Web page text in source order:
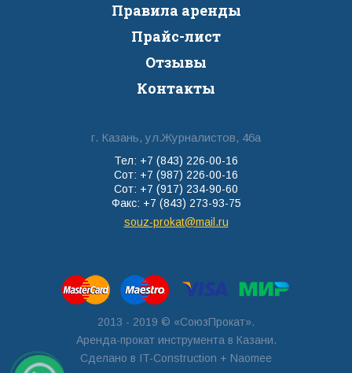
Правила аренды
Прайс-лист
Отзывы
Контакты
г. Казань, ул.Журналистов, 46а
Тел: +7 (843) 226-00-16
Сот: +7 (987) 226-00-16
Сот: +7 (917) 234-90-60
Факс: +7 (843) 273-93-75
souz-prokat@mail.ru
2013 - 2019 © «СоюзПрокат».
Аренда-прокат инструмента в Казани.
Сделано в IT-Construction + Naomee